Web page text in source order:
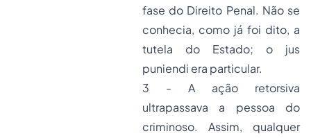
fase do Direito Penal. Não se
conhecia, como já foi dito, a
tutela do Estado; o jus
puniendi era particular.
3 - A ação retorsiva
ultrapassava a pessoa do
criminoso. Assim, qualquer